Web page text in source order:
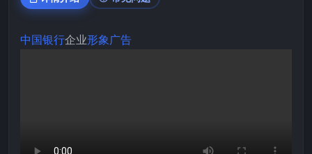
中国银行企业形象广告